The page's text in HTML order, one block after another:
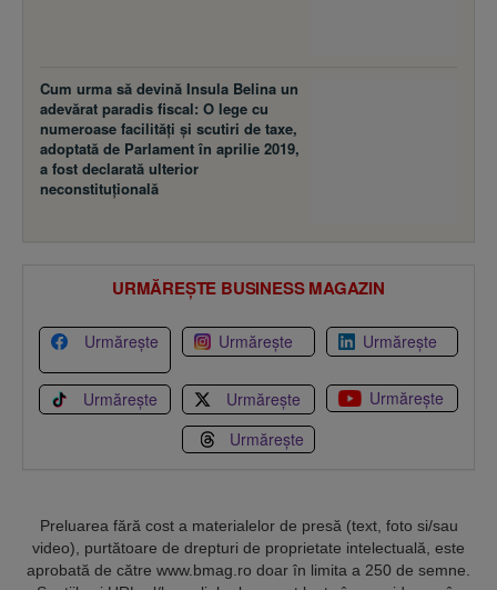
Cum urma să devină Insula Belina un
adevărat paradis fiscal: O lege cu
numeroase facilităţi şi scutiri de taxe,
adoptată de Parlament în aprilie 2019,
a fost declarată ulterior
neconstituţională
URMĂREȘTE BUSINESS MAGAZIN
Urmărește Urmărește Urmărește
Urmărește Urmărește
Urmărește
Urmărește
Preluarea fără cost a materialelor de presă (text, foto si/sau
video), purtătoare de drepturi de proprietate intelectuală, este
aprobată de către www.bmag.ro doar în limita a 250 de semne.